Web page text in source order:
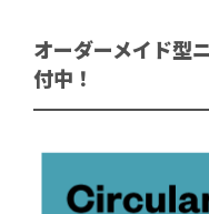
オーダーメイド型
付中！